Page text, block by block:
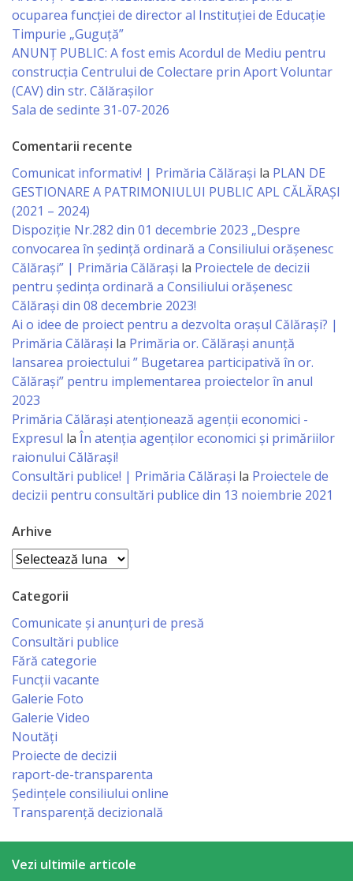
Serviciul
Juridic
Serviciul
Reglementarea
Regimului
Funciar
Serviciul
Relaţii
cu
Publicul
Specialist
în
Construcţii,
Gospodărie
Comunală
Drumuri
Specialist
în
Problemele
Antreprenoriat,
Business
şi
Comerţ
Specialist
în
Problemele
ocuparea funcției de director al Instituției de Educație
Timpurie „Guguță”
ANUNȚ PUBLIC: A fost emis Acordul de Mediu pentru
construcția Centrului de Colectare prin Aport Voluntar
(CAV) din str. Călărașilor
Sala de sedinte 31-07-2026
Comentarii recente
Comunicat informativ! | Primăria Călărași la PLAN DE
GESTIONARE A PATRIMONIULUI PUBLIC APL CĂLĂRAȘI
(2021 – 2024)
Dispoziție Nr.282 din 01 decembrie 2023 „Despre
convocarea în ședință ordinară a Consiliului orășenesc
Călărași” | Primăria Călărași la Proiectele de decizii
pentru ședința ordinară a Consiliului orășenesc
Călărași din 08 decembrie 2023!
Ai o idee de proiect pentru a dezvolta orașul Călărași? |
Primăria Călărași la Primăria or. Călărași anunță
lansarea proiectului ” Bugetarea participativă în or.
Călărași” pentru implementarea proiectelor în anul
2023
Primăria Călăraşi atenţionează agenţii economici -
Expresul la În atenția agenților economici și primăriilor
raionului Călărași!
Consultări publice! | Primăria Călărași la Proiectele de
decizii pentru consultări publice din 13 noiembrie 2021
Arhive
Arhive
Categorii
Comunicate și anunțuri de presă
Consultări publice
Fără categorie
Funcții vacante
Galerie Foto
Galerie Video
Noutăți
Proiecte de decizii
raport-de-transparenta
Ședințele consiliului online
Transparență decizională
Vezi ultimile articole